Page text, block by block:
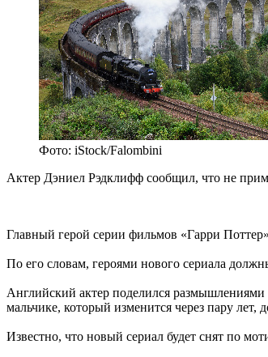
Фото: iStock/Falombini
Актер Дэниел Рэдклифф сообщил, что не
Главный герой серии фильмов «Гарри
По его словам, героями нового сериала
Английский актер поделился размышлениями
мальчике, который изменится через пару лет,
Известно, что новый сериал будет снят по